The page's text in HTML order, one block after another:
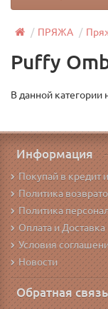
ПРЯЖА
Puffy
В данной категории
Информация
Покупай в кредит
Политика
Политика
Оплата и Доставка
Условия
Новости
Обратная связь